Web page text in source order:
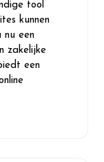
tool
kunnen
nu een
zakelijke
een